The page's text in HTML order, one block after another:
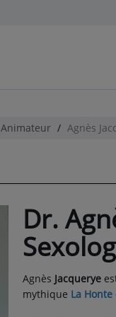
Animateur Agnès
Dr.
Agnès Jacquerye
mythique La